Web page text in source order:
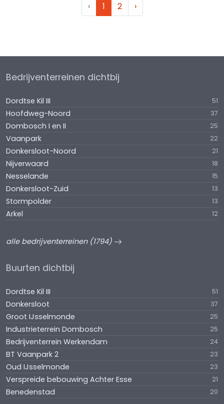
‹ 1 2 ›
Bedrijventerreinen dichtbij
Dordtse Kil III 51
Hoofdweg-Noord 37
Dombosch I en II 25
Vaanpark 22
Donkersloot-Noord 21
Nijverwaard 18
Nesselande 15
Donkersloot-Zuid 13
Stormpolder 13
Arkel 12
alle bedrijventerreinen (1794)
Buurten dichtbij
Dordtse Kil III 51
Donkersloot 37
Groot IJsselmonde 25
Industrieterrein Dombosch 25
Bedrijventerrein Werkendam 24
BT Vaanpark 2 23
Oud IJsselmonde 23
Verspreide bebouwing Achter Esse 21
Benedenstad 20